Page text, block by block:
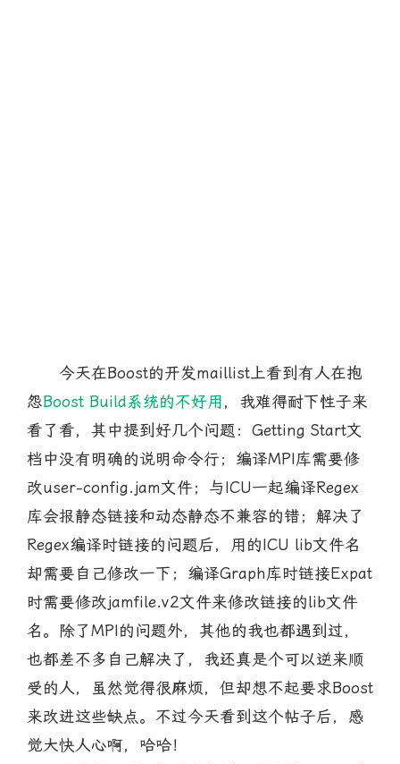
今天在Boost的开发maillist上看到有人在抱
怨Boost Build系统的不好用 ，我难得耐下性子来
看了看，其中提到好几个问题：Getting Start文
档中没有明确的说明命令行；编译MPI库需要修
改user-config.jam文件；与ICU一起编译Regex
库会报静态链接和动态静态不兼容的错；解决了
Regex编译时链接的问题后，用的ICU lib文件名
却需要自己修改一下；编译Graph库时链接Expat
时需要修改jamfile.v2文件来修改链接的lib文件
名。除了MPI的问题外，其他的我也都遇到过，
也都差不多自己解决了，我还真是个可以逆来顺
受的人，虽然觉得很麻烦，但却想不起要求Boost
来改进这些缺点。不过今天看到这个帖子后，感
觉大快人心啊，哈哈！